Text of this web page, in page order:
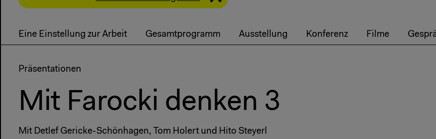
Eine Einstellung zur Arbeit Gesamtprogramm Ausstellung Konferenz Filme
Präsentationen
Mit Farocki denken 3
Mit Detlef Gericke-Schönhagen, Tom Holert und Hito Steyerl